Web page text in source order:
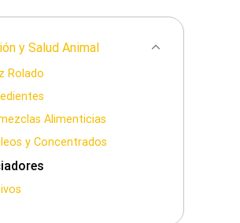
y Salud Animal
Rolado
Alimenticias
y Concentrados